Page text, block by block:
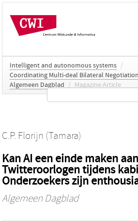
Intelligent and autonomous systems /
Coordinating Multi-deal Bilateral
Algemeen Dagblad
/ Magazine Article
C.P. Florijn (Tamara)
Kan AI een einde maken aan
Twitteroorlogen tijdens
Onderzoekers zijn
Algemeen Dagblad